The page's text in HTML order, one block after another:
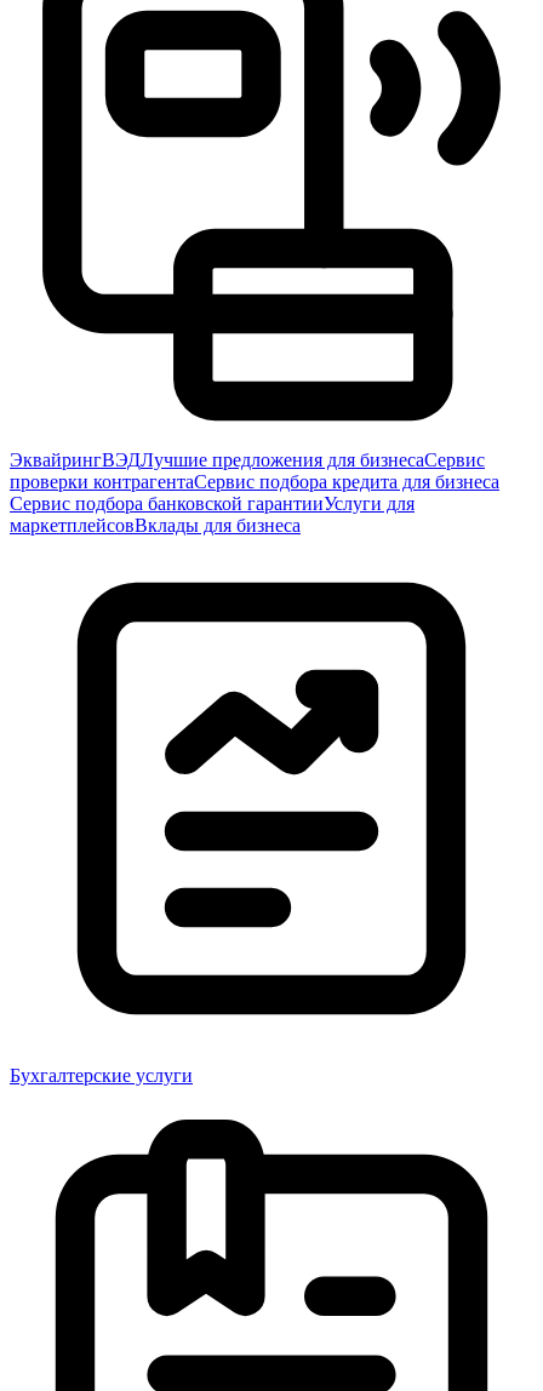
ЭквайрингВЭДЛучшие предложения для бизнесаСервис
проверки контрагентаСервис подбора кредита для бизнеса
Сервис подбора банковской гарантииУслуги для
маркетплейсовВклады для бизнеса
Бухгалтерские услуги